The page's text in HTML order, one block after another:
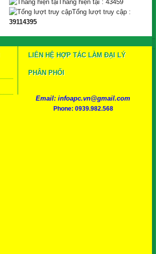
Tháng hiện tại : 43459
Tổng lượt truy cập :
39114395
LIÊN HỆ HỢP TÁC LÀM ĐẠI LÝ
PHÂN PHỐI
Email: infoapc.vn@gmail.com
Phone: 0939.982.568